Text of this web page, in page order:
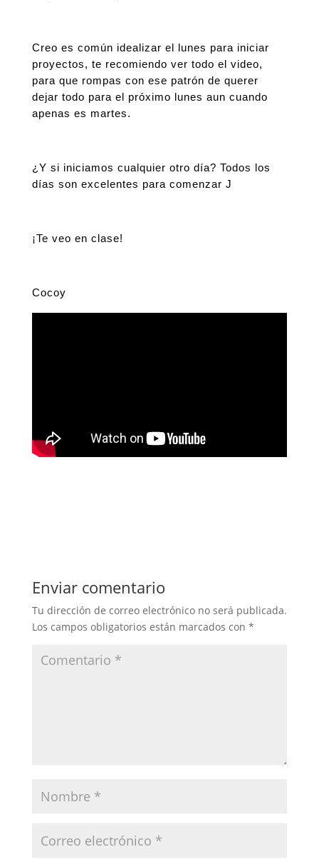
Creo es común idealizar el lunes para iniciar
proyectos, te recomiendo ver todo el video,
para que rompas con ese patrón de querer
dejar todo para el próximo lunes aun cuando
apenas es martes.
¿Y si iniciamos cualquier otro día? Todos los
días son excelentes para comenzar J
¡Te veo en clase!
Cocoy
Enviar comentario
Tu dirección de correo electrónico no será publicada.
Los campos obligatorios están marcados con *